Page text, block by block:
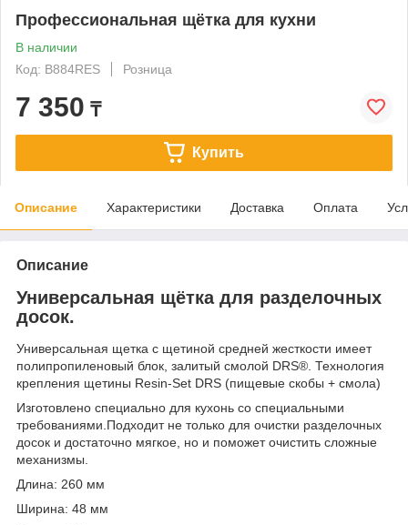
Профессиональная щётка для кухни
В наличии
Код: B884RES
Розница
7 350 ₸
Купить
Описание Характеристики Доставка Оплата
Описание
Универсальная щётка для разделочных
досок.
Универсальная щетка с щетиной средней жесткости имеет
полипропиленовый блок, залитый смолой DRS®. Технология
крепления щетины Resin-Set DRS (пищевые скобы + смола)
Изготовлено специально для кухонь со специальными
требованиями.Подходит не только для очистки разделочных
досок и достаточно мягкое, но и поможет очистить сложные
механизмы.
Длина: 260 мм
Ширина: 48 мм